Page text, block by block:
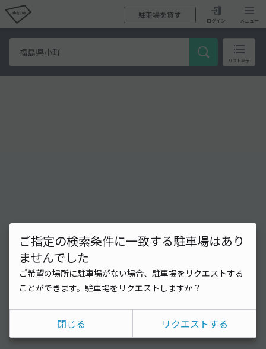
駐車場を貸す
ログイン メニュー
リスト表示
ご指定の検索条件に一致する駐車場はあり
ませんでした
ご希望の場所に駐車場がない場合、駐車場をリクエストする
ことができます。駐車場をリクエストしますか？
閉じる リクエストする